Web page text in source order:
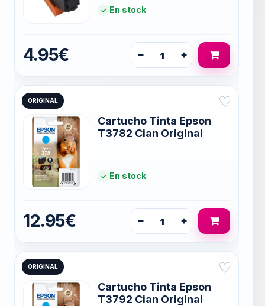
En stock
4.95€ − +
ORIGINAL ♡
Cartucho Tinta Epson
T3782 Cian Original
En stock
12.95€ − +
ORIGINAL ♡
Cartucho Tinta Epson
T3792 Cian Original